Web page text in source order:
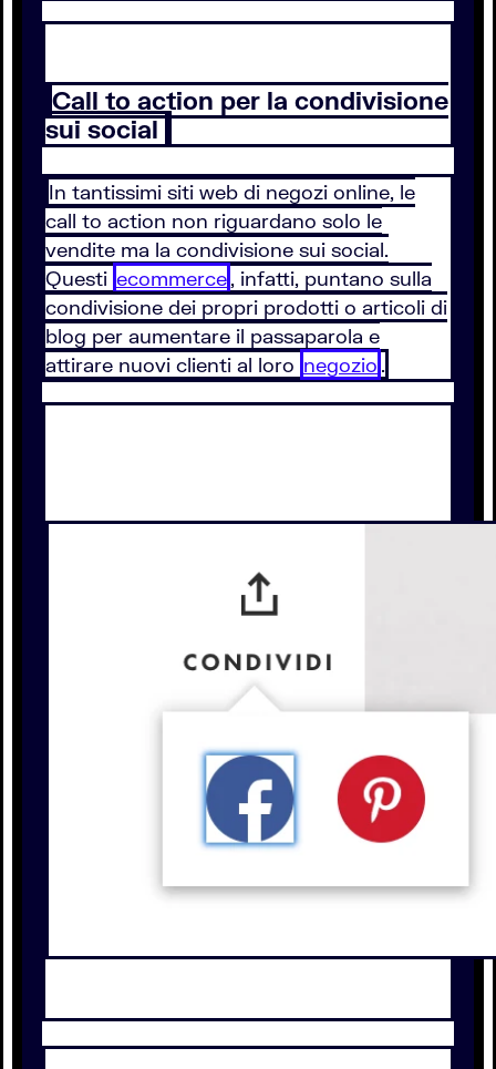
Call to action per la condivisione
sui social
In tantissimi siti web di negozi online, le
call to action non riguardano solo le
vendite ma la condivisione sui social.
Questi ecommerce, infatti, puntano sulla
condivisione dei propri prodotti o articoli di
blog per aumentare il passaparola e
attirare nuovi clienti al loro negozio .